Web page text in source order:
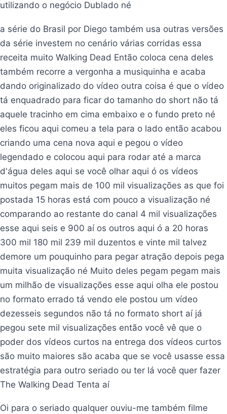
utilizando o negócio Dublado né
a série do Brasil por Diego também usa outras versões
da série investem no cenário várias corridas essa
receita muito Walking Dead Então coloca cena deles
também recorre a vergonha a musiquinha e acaba
dando originalizado do vídeo outra coisa é que o vídeo
tá enquadrado para ficar do tamanho do short não tá
aquele tracinho em cima embaixo e o fundo preto né
eles ficou aqui comeu a tela para o lado então acabou
criando uma cena nova aqui e pegou o vídeo
legendado e colocou aqui para rodar até a marca
d'água deles aqui se você olhar aqui ó os vídeos
muitos pegam mais de 100 mil visualizações as que foi
postada 15 horas está com pouco a visualização né
comparando ao restante do canal 4 mil visualizações
esse aqui seis e 900 aí os outros aqui ó a 20 horas
300 mil 180 mil 239 mil duzentos e vinte mil talvez
demore um pouquinho para pegar atração depois pega
muita visualização né Muito deles pegam pegam mais
um milhão de visualizações esse aqui olha ele postou
no formato errado tá vendo ele postou um vídeo
dezesseis segundos não tá no formato short aí já
pegou sete mil visualizações então você vê que o
poder dos vídeos curtos na entrega dos vídeos curtos
são muito maiores são acaba que se você usasse essa
estratégia para outro seriado ou ter lá você quer fazer
The Walking Dead Tenta aí
Oi para o seriado qualquer ouviu-me também filme